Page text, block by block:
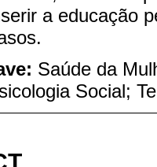
a educação
Saúde da
Social;